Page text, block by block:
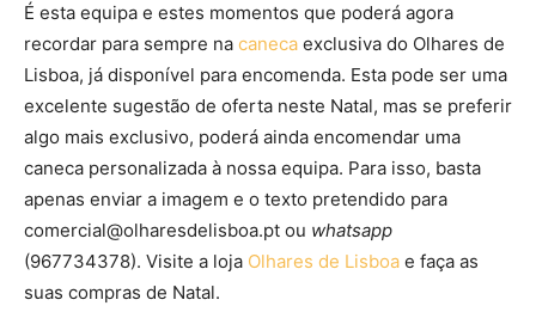
É esta equipa e estes momentos que poderá agora
recordar para sempre na caneca exclusiva do Olhares de
Lisboa, já disponível para encomenda. Esta pode ser uma
excelente sugestão de oferta neste Natal, mas se preferir
algo mais exclusivo, poderá ainda encomendar uma
caneca personalizada à nossa equipa. Para isso, basta
apenas enviar a imagem e o texto pretendido para
comercial@olharesdelisboa.pt ou whatsapp
(967734378). Visite a loja Olhares de Lisboa e faça as
suas compras de Natal.